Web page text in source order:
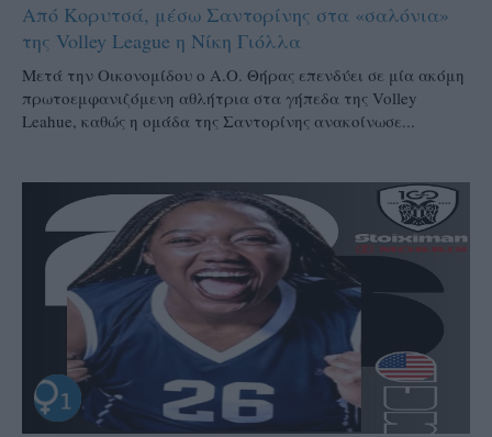
Από Κορυτσά, μέσω Σαντορίνης στα «σαλόνια»
της Volley League η Νίκη Γιόλλα
Μετά την Οικονομίδου ο Α.Ο. Θήρας επενδύει σε μία ακόμη
πρωτοεμφανιζόμενη αθλήτρια στα γήπεδα της Volley
Leahue, καθώς η ομάδα της Σαντορίνης ανακοίνωσε...